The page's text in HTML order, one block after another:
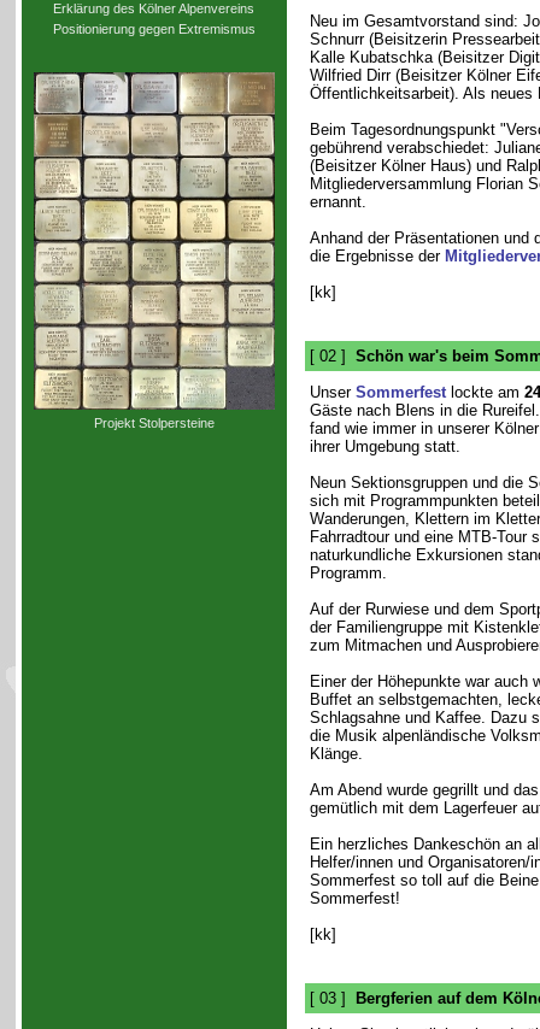
Erklärung des Kölner Alpenvereins
Positionierung gegen Extremismus
Projekt Stolpersteine
Neu im Gesamtvorstand sind:
Schnurr (Beisitzerin
Kalle Kubatschka (Beisitzer
Wilfried Dirr (Beisitzer Kölner
Öffentlichkeitsarbeit). Als neues
Beim Tagesordnungspunkt
gebührend verabschiedet:
(Beisitzer Kölner Haus) und
Mitgliederversammlung Florian
ernannt.
Anhand der Präsentationen und
die Ergebnisse der
[kk]
[ 02 ] Schön war's beim
Unser Sommerfestlockte am
Gäste nach Blens in die
fand wie immer in unserer
ihrer Umgebung statt.
Neun Sektionsgruppen und die
sich mit Programmpunkten
Wanderungen, Klettern im
Fahrradtour und eine MTB-Tour
naturkundliche Exkursionen
Programm.
Auf der Rurwiese und dem
der Familiengruppe mit
zum Mitmachen und
Einer der Höhepunkte war auch
Buffet an selbstgemachten,
Schlagsahne und Kaffee. Dazu
die Musik alpenländische
Klänge.
Am Abend wurde gegrillt und
gemütlich mit dem Lagerfeuer
Ein herzliches Dankeschön an
Helfer/innen und Organisatoren/
Sommerfest so toll auf die
Sommerfest!
[kk]
[ 03 ]
Bergferien auf dem